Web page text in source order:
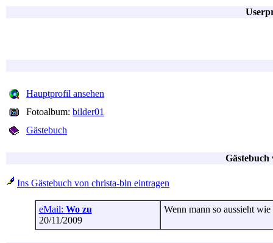
Hauptprofil ansehen
Fotoalbum: bilder01
Gästebuch
Gästebuch
Ins Gästebuch von christa-bln eintragen
eMail: Wo zu
20/11/2009
Wenn mann so aussieht